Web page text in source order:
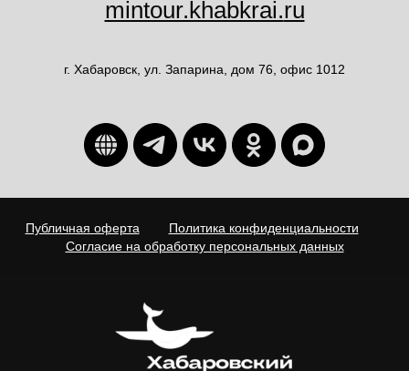
mintour.khabkrai.ru
г. Хабаровск, ул. Запарина, дом 76, офис 1012
Публичная оферта. . . . Политика конфиденциальности
Согласие на обработку персональных данных